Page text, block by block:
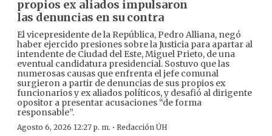
propios ex aliados impulsaron
las denuncias en su contra
El vicepresidente de la República, Pedro Alliana, negó
haber ejercido presiones sobre la Justicia para apartar al
intendente de Ciudad del Este, Miguel Prieto, de una
eventual candidatura presidencial. Sostuvo que las
numerosas causas que enfrenta el jefe comunal
surgieron a partir de denuncias de sus propios ex
funcionarios y ex aliados políticos, y desafió al dirigente
opositor a presentar acusaciones “de forma
responsable”.
Agosto 6, 2026 12:27 p. m. · Redacción ÚH